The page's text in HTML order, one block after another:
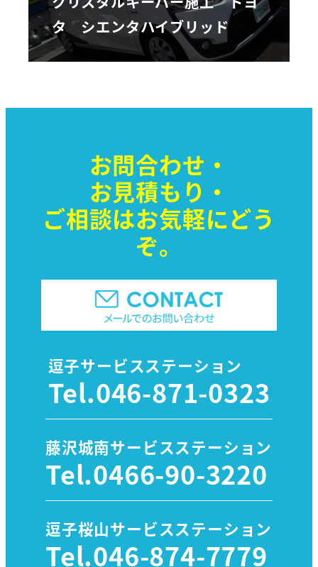
タ シエンタハイブリッド
お問合わせ・
お見積もり・
ご相談はお気軽にどう
ぞ。
逗子サービスステーション
Tel.046-871-0323
藤沢城南サービスステーション
Tel.0466-90-3220
逗子桜山サービスステーション
Tel.046-874-7779